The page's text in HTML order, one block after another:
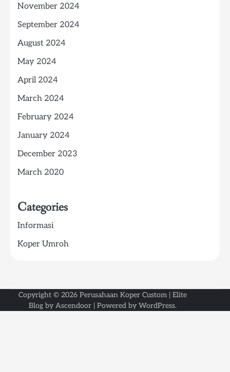
November 2024
September 2024
August 2024
May 2024
April 2024
March 2024
February 2024
January 2024
December 2023
March 2020
Categories
Informasi
Koper Umroh
Copyright © 2026 Perusahaan Koper Custom | Elite
Blog by Ascendoor | Powered by WordPress.